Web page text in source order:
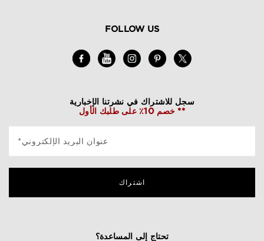
FOLLOW US
سجل للاشتراك في نشرتنا الإخبارية
خصم 10٪ على طلبك الأول **
*عنوان البريد الإلكتروني
اشتراك
تحتاج إلى المساعدة؟